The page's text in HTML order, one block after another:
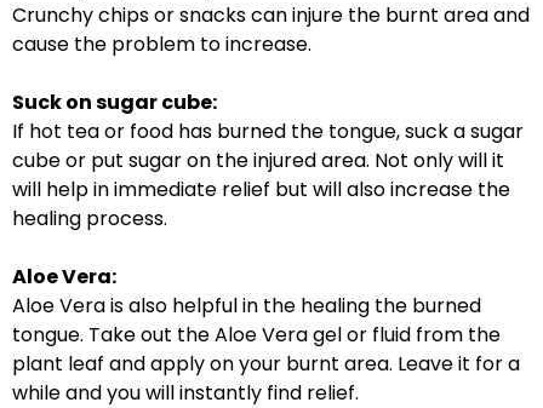
Crunchy chips or snacks can injure the burnt area and
cause the problem to increase.
Suck on sugar cube:
If hot tea or food has burned the tongue, suck a sugar
cube or put sugar on the injured area. Not only will it
will help in immediate relief but will also increase the
healing process.
Aloe Vera:
Aloe Vera is also helpful in the healing the burned
tongue. Take out the Aloe Vera gel or fluid from the
plant leaf and apply on your burnt area. Leave it for a
while and you will instantly find relief.